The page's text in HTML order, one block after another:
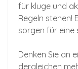
für kluge und
Regeln stehen!
sorgen für eine
Denken Sie an
dergleichen